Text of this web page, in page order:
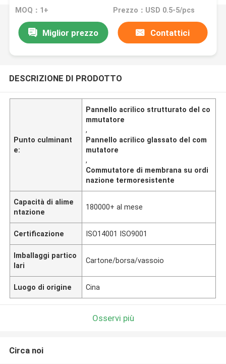
termoresistente
MOQ：1+ Prezzo：USD 0.5-5/pcs
Miglior prezzo Contattici
DESCRIZIONE DI PRODOTTO
Punto culminant
e:
Pannello acrilico strutturato del co
mmutatore
,
Pannello acrilico glassato del com
mutatore
,
Commutatore di membrana su ordi
nazione termoresistente
Capacità di alime
ntazione
180000+ al mese
Certificazione ISO14001 ISO9001
Imballaggi partico
lari
Cartone/borsa/vassoio
Luogo di origine Cina
Osservi più
Circa noi